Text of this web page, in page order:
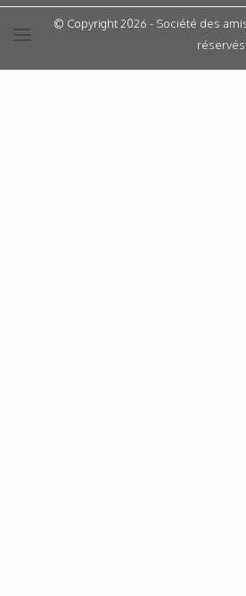
© Copyright 2026 - Société des
réservés.